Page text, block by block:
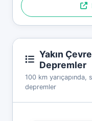
Yakın
Depremler
100 km
depremler